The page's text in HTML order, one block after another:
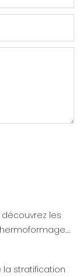
les
la stratification